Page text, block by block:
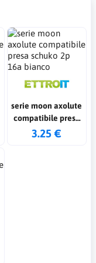
serie moon axolute
compatibile presa
schuko 2p 16a
3.25 €